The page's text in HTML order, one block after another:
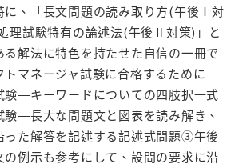
に、「長文問題の読み取り方(午後Ⅰ対
理試験特有の論述法(午後Ⅱ対策)」と
る解法に特色を持たせた自信の一冊で
トマネージャ試験に合格するために
―キーワードについての四肢択一式
―長大な問題文と図表を読み解き、
った解答を記述する記述式問題③午後
例示も参考にして、設問の要求に沿